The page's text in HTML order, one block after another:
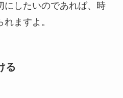
にしたいのであれば、時
ますよ。
る